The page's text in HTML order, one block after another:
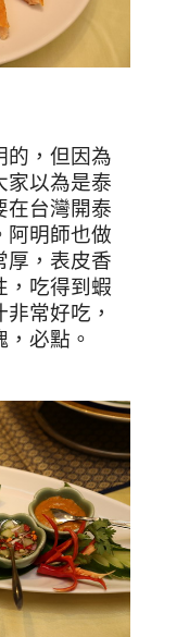
的，但因為
家以為是泰
在台灣開泰
阿明師也做
厚，表皮香
，吃得到蝦
常好吃，
必點。